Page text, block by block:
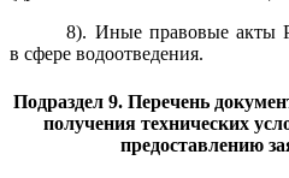
8). Иные правовые акты
в сфере водоотведения.
Подраздел 9. Перечень
получения технических
предоставлению